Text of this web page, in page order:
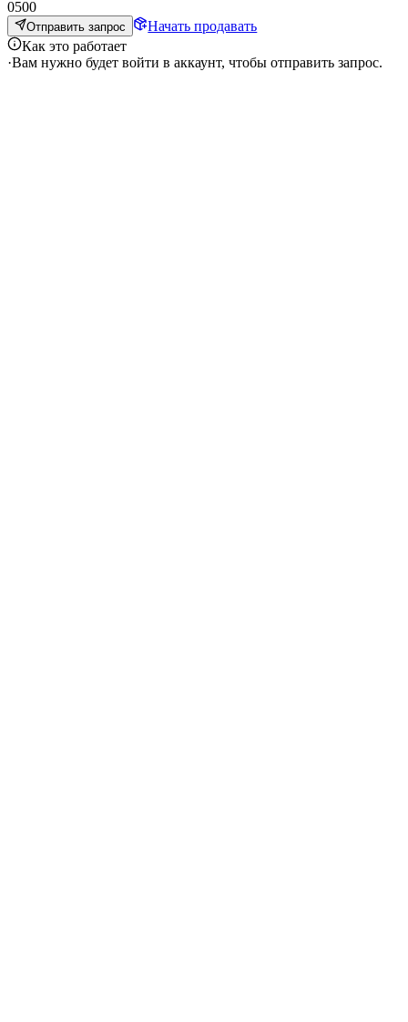
0500
Отправить запрос
Начать продавать
Как это работает
·Вам нужно будет войти в аккаунт, чтобы отправить запрос.